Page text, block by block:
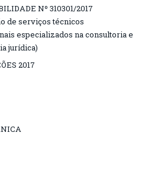
Nº 310301/2017
de serviços técnicos
especializados na consultoria e
jurídica)
2017